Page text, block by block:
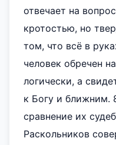
отвечает на
кротостью, но
том, что всё в
человек обречен
логически, а
к Богу и ближним.
сравнение их
Раскольников